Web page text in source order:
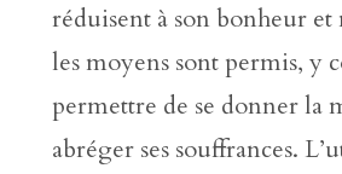
réduisent à son bonheur
les moyens sont permis, y
permettre de se donner la
abréger ses souffrances.